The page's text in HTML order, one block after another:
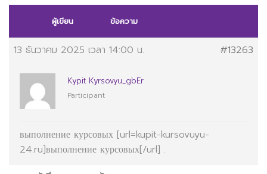
ผู้เขียน ข้อความ
13 ธันวาคม 2025 เวลา 14:00 น. #13263
Kypit Kyrsovyu_gbEr
Participant
выполнение курсовых [url=kupit-kursovuyu-
24.ru]выполнение курсовых[/url] .